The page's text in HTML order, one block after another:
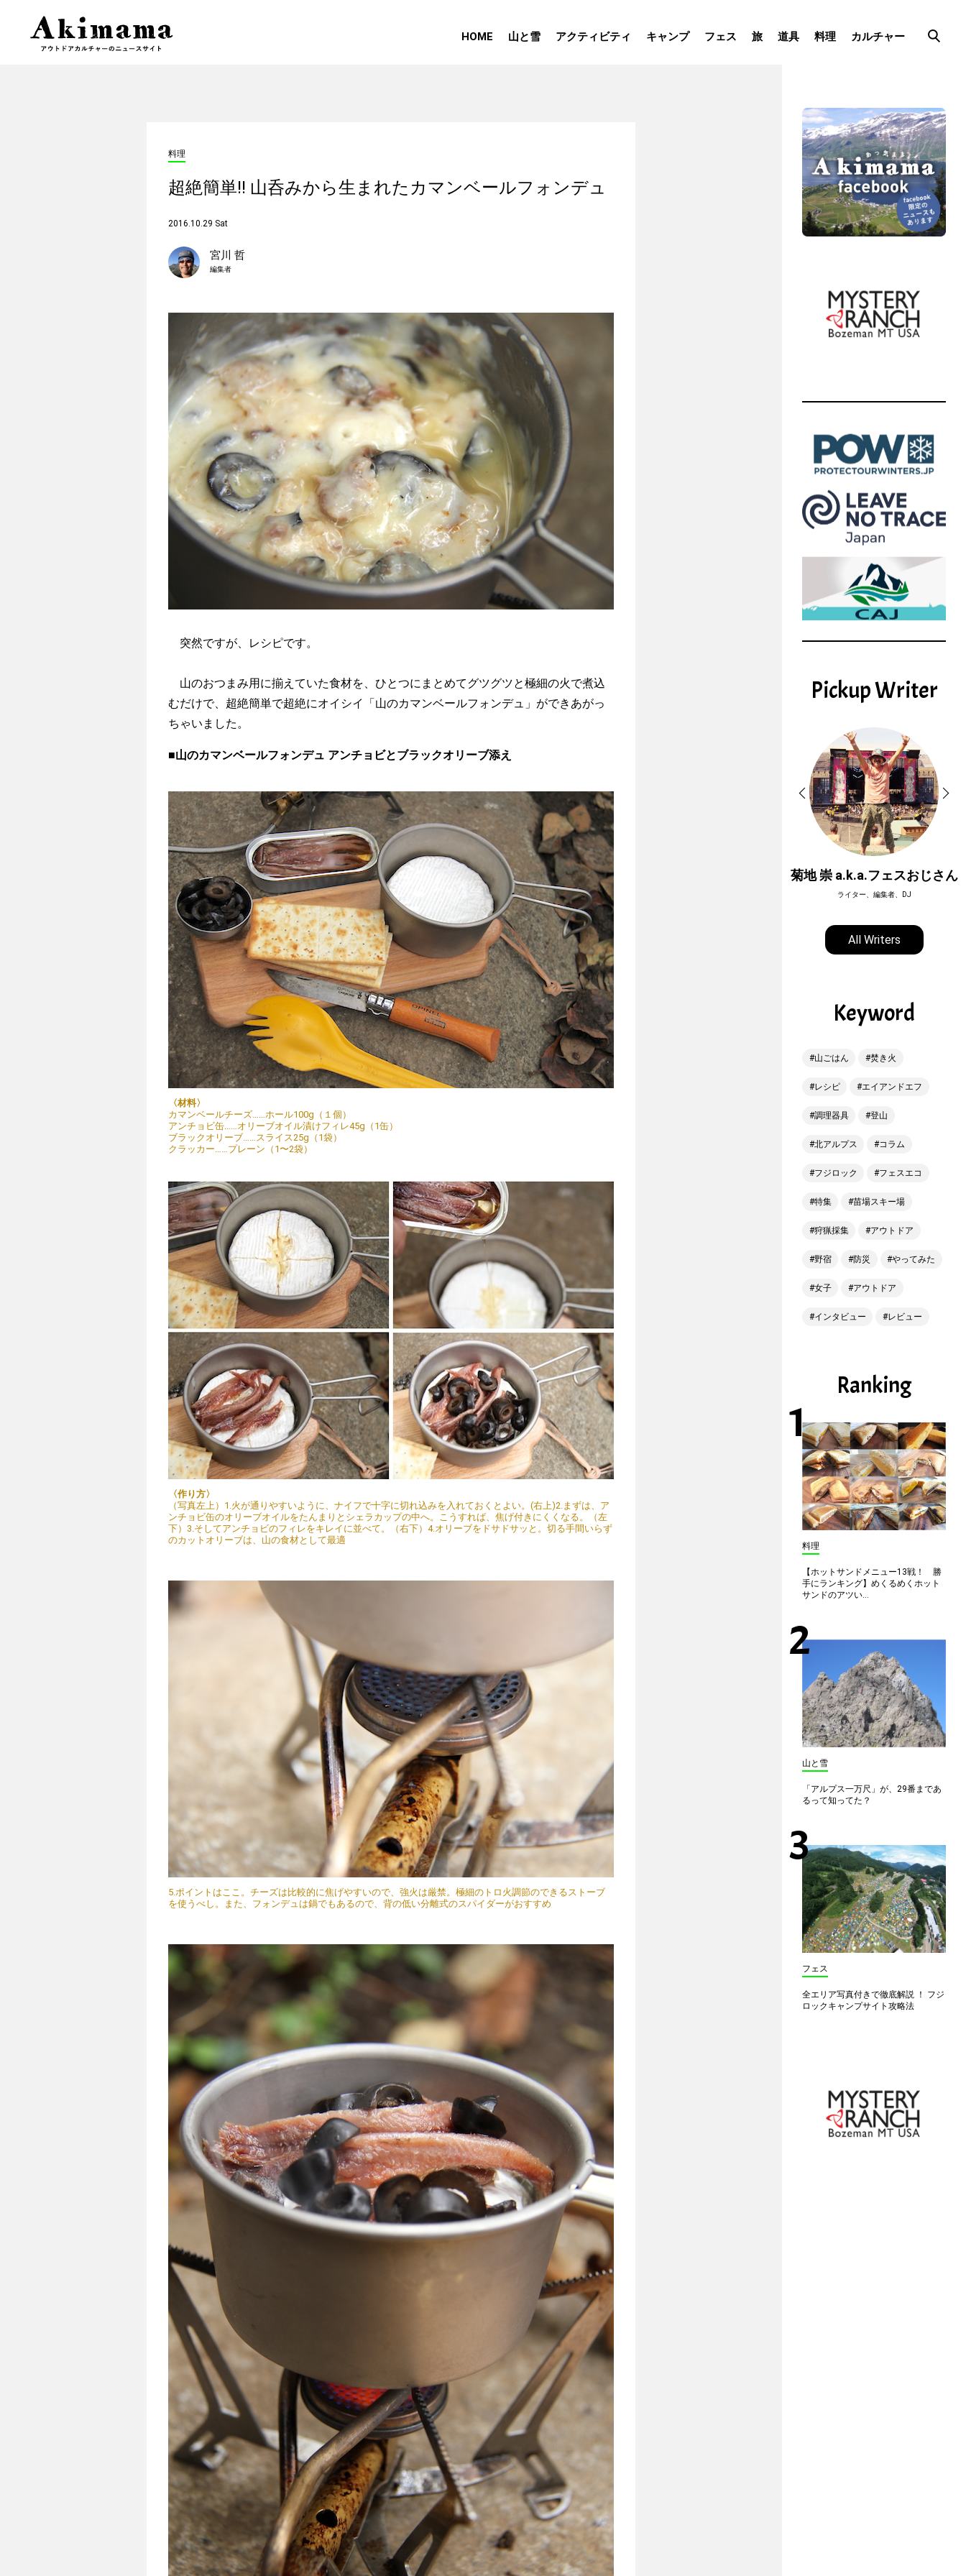
HOME 山と雪 アクティビティ キャンプ フェス 旅 道具 料理 カルチャー
料理
超絶簡単!! 山呑みから生まれたカマンベールフォンデュ
2016.10.29 Sat
宮川 哲
編集者
突然ですが、レシピです。
山のおつまみ用に揃えていた食材を、ひとつにまとめてグツグツと極細の火で煮込
むだけで、超絶簡単で超絶にオイシイ「山のカマンベールフォンデュ」ができあがっ
ちゃいました。
■山のカマンベールフォンデュ アンチョビとブラックオリーブ添え
〈材料〉
カマンベールチーズ……ホール100g（１個）
アンチョビ缶……オリーブオイル漬けフィレ45g（1缶）
ブラックオリーブ……スライス25g（1袋）
クラッカー……プレーン（1〜2袋）
〈作り方〉
（写真左上）1.火が通りやすいように、ナイフで十字に切れ込みを入れておくとよい。(右上)2.まずは、ア
ンチョビ缶のオリーブオイルをたんまりとシェラカップの中へ。こうすれば、焦げ付きにくくなる。（左
下）3.そしてアンチョビのフィレをキレイに並べて。（右下）4.オリーブをドサドサッと。切る手間いらず
のカットオリーブは、山の食材として最適
5.ポイントはここ。チーズは比較的に焦げやすいので、強火は厳禁。極細のトロ火調節のできるストーブ
を使うべし。また、フォンデュは鍋でもあるので、背の低い分離式のスパイダーがおすすめ
Pickup Writer
渡辺信吾
アウトドア系野良ライター
菊地 崇 a.k.a.フェスおじさん
ライター、編集者、DJ
All Writers
Keyword
山ごはん 焚き火
レシピ エイアンドエフ
調理器具 登山
北アルプス コラム
フジロック フェスエコ
特集 苗場スキー場
狩猟採集 アウトドア
野宿 防災 やってみた
女子 アウトドア
インタビュー レビュー
Ranking
料理
【ホットサンドメニュー13戦！ 勝
手にランキング】めくるめくホット
サンドのアツい...
山と雪
「アルプス一万尺」が、29番まであ
るって知ってた？
フェス
全エリア写真付きで徹底解説 ！ フジ
ロックキャンプサイト攻略法